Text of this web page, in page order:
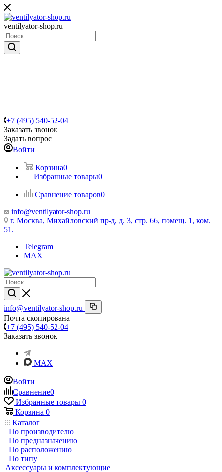
ventilyator-shop.ru
+7 (495) 540-52-04
Заказать звонок
Задать вопрос
Войти
Корзина0
Избранные товары0
Сравнение товаров0
info@ventilyator-shop.ru
г. Москва, Михайловский пр-д, д. 3, cтр. 66, помещ. 1, ком.
51.
Telegram
MAX
info@ventilyator-shop.ru
Почта скопирована
+7 (495) 540-52-04
Заказать звонок
MAX
Войти
Сравнение0
Избранные товары 0
Корзина 0
Каталог
По производителю
По предназначению
По расположению
По типу
Аксессуары и комплектующие